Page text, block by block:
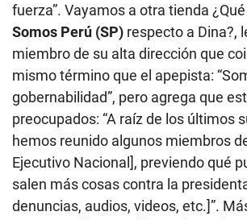
fuerza”. Vayamos a otra tienda
Somos Perú (SP) respecto a Dina?,
miembro de su alta dirección que
mismo término que el apepista:
gobernabilidad”, pero agrega que
preocupados: “A raíz de los últimos
hemos reunido algunos miembros
Ejecutivo Nacional], previendo qué
salen más cosas contra la
denuncias, audios, videos, etc.]”.